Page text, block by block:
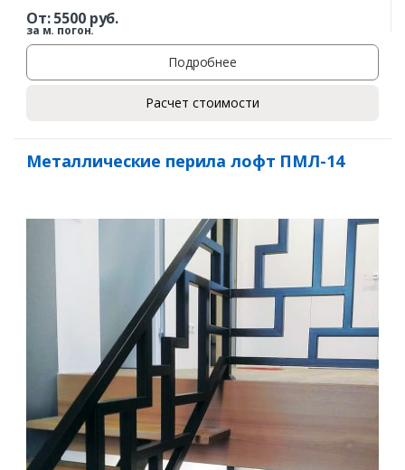
От:5500руб.
за м. погон.
Подробнее
Расчет стоимости
Металлические перила лофт ПМЛ-14